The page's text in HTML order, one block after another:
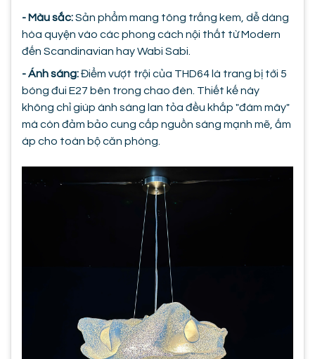
- Màu sắc:Sản phẩm mang tông trắng kem, dễ dàng
hòa quyện vào các phong cách nội thất từ Modern
đến Scandinavian hay Wabi Sabi.
- Ánh sáng:Điểm vượt trội của THD64 là trang bị tới 5
bóng đui E27 bên trong chao đèn. Thiết kế này
không chỉ giúp ánh sáng lan tỏa đều khắp "đám mây"
mà còn đảm bảo cung cấp nguồn sáng mạnh mẽ, ấm
áp cho toàn bộ căn phòng.